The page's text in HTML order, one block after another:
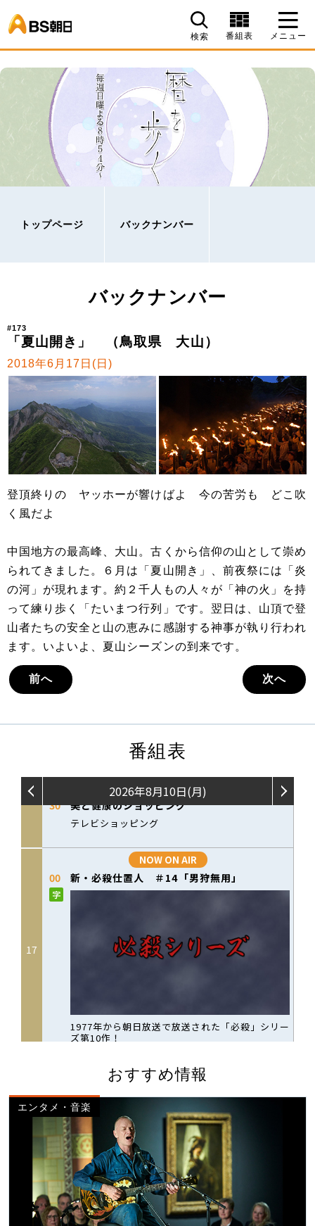
検索 番組表 メニュー
トップページ バックナンバー
バックナンバー
#173
「夏山開き」 （鳥取県 大山）
2018年6月17日(日)
登頂終りの ヤッホーが響けばよ 今の苦労も どこ吹
く風だよ
中国地方の最高峰、大山。古くから信仰の山として崇め
られてきました。６月は「夏山開き」、前夜祭には「炎
の河」が現れます。約２千人もの人々が「神の火」を持
って練り歩く「たいまつ行列」です。翌日は、山頂で登
山者たちの安全と山の恵みに感謝する神事が執り行われ
ます。いよいよ、夏山シーズンの到来です。
前へ 次へ
番組表
おすすめ情報
エンタメ・音楽